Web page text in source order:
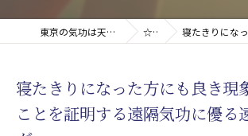
東京の気功は天啓気療院(天啓気功療法治療院) ☆ブログ 寝たきりになった方にも良き現象が得ら
寝たきりになった方にも良き現
ことを証明する遠隔気功に優る